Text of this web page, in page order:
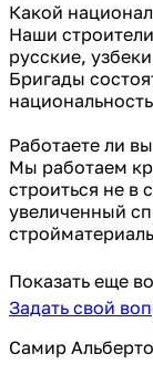
Какой
Наши
русские,
Бригады
Работаете ли
Мы работаем
строиться не в
увеличенный
Показать еще
Задать свой
Самир